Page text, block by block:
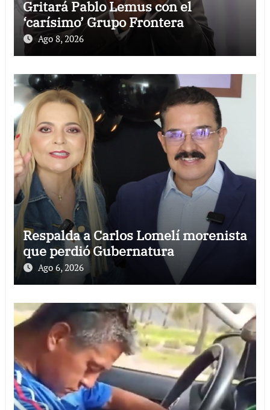
Gritará Pablo Lemus con el
‘carísimo’ Grupo Frontera
Ago 8, 2026
Respalda a Carlos Lomelí morenista
que perdió Gubernatura
Ago 6, 2026